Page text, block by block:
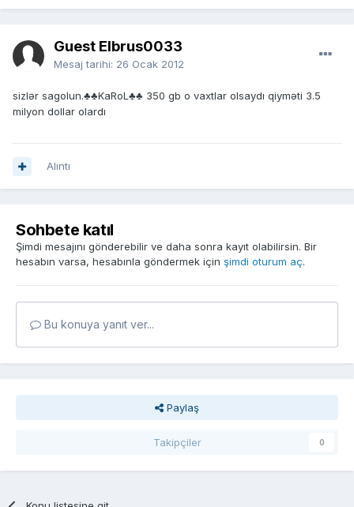
Guest Elbrus0033
Mesaj tarihi: 26 Ocak 2012
sizlər sagolun.♣♣KaRoL♣♣ 350 gb o vaxtlar olsaydı qiyməti 3.5
milyon dollar olardı
Alıntı
Sohbete katıl
Şimdi mesajını gönderebilir ve daha sonra kayıt olabilirsin. Bir
hesabın varsa, hesabınla göndermek için şimdi oturum aç.
Bu konuya yanıt ver...
Paylaş
Takipçiler 0